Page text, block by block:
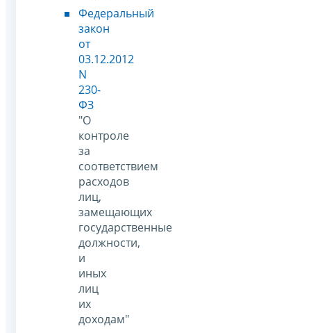
Федеральный
закон
от
03.12.2012
N
230-
ФЗ
"О
контроле
за
соответствием
расходов
лиц,
замещающих
государственные
должности,
и
иных
лиц
их
доходам"